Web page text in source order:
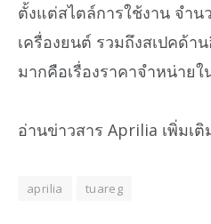
ตั้งแต่สไตล์การใช้งาน จำ
เครื่องยนต์ รวมถึงสเปคด้า
มากคือเรื่องราคาจำหน่ายใ
อ่านข่าวสาร Aprilia เพิ่มเติ
aprilia tuareg